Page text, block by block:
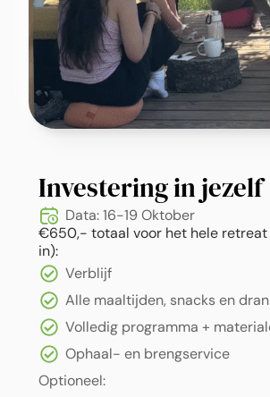
Investering in jezelf
Data: 16-19 Oktober
€650,- totaal voor het hele
in):
Verblijf
Alle maaltijden, snacks en
Volledig programma +
Ophaal- en brengservice
Optioneel: